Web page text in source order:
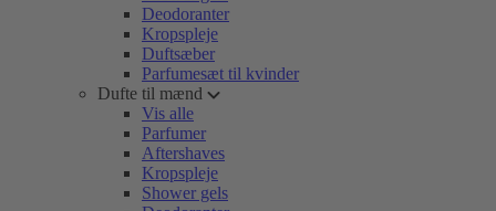
Deodoranter
Kropspleje
Duftsæber
Parfumesæt til kvinder
Dufte til mænd
Vis alle
Parfumer
Aftershaves
Kropspleje
Shower gels